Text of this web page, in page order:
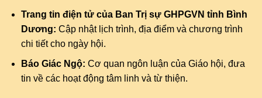
Trang tin điện tử của Ban Trị sự GHPGVN tỉnh Bình
Dương: Cập nhật lịch trình, địa điểm và chương trình
chi tiết cho ngày hội.
Báo Giác Ngộ: Cơ quan ngôn luận của Giáo hội, đưa
tin về các hoạt động tâm linh và từ thiện.